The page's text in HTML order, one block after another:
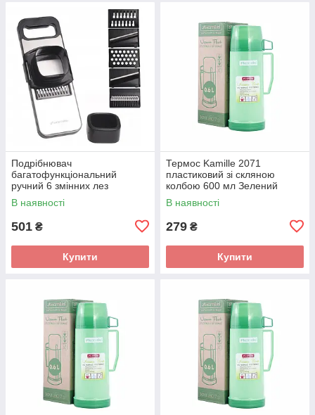
Подрібнювач
багатофункціональний
ручний 6 змінних лез
КМ-3005
В наявності
501 ₴
Купити
Термос Kamille 2071
пластиковий зі скляною
колбою 600 мл Зелений
В наявності
279 ₴
Купити